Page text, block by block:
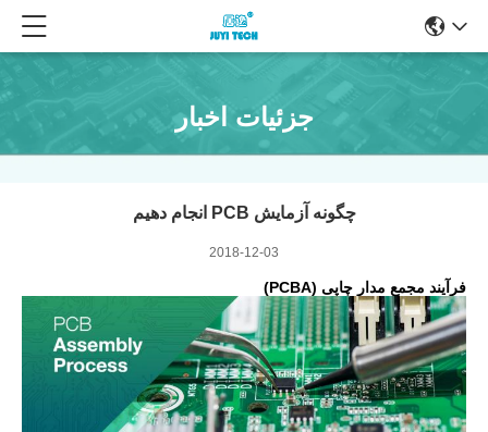
جزئیات اخبار
چگونه آزمایش PCB انجام دهیم
2018-12-03
فرآیند مجمع مدار چاپی (PCBA)